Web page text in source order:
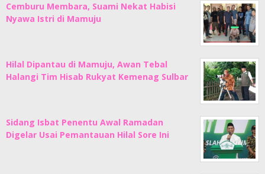
Cemburu Membara, Suami Nekat Habisi
Nyawa Istri di Mamuju
Hilal Dipantau di Mamuju, Awan Tebal
Halangi Tim Hisab Rukyat Kemenag Sulbar
Sidang Isbat Penentu Awal Ramadan
Digelar Usai Pemantauan Hilal Sore Ini